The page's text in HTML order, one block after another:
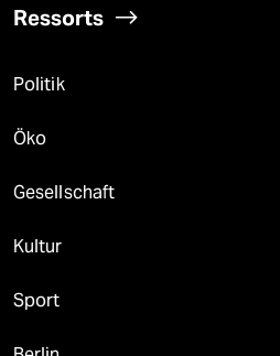
Ressorts
Politik
Öko
Gesellschaft
Kultur
Sport